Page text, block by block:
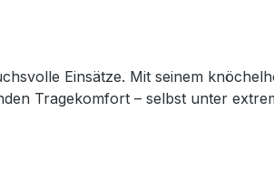
Einsätze. Mit seinem
Tragekomfort – selbst unter